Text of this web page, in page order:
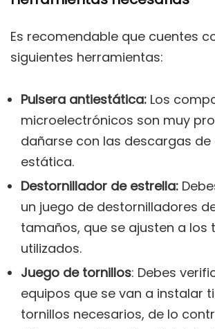
Es recomendable que cuentes
siguientes herramientas:
Pulsera antiestática: Los
microelectrónicos son muy
dañarse con las descargas
estática.
Destornillador de estrella:
un juego de destornilladores
tamaños, que se ajusten a los
utilizados.
Juego de tornillos: Debes
equipos que se van a instalar
tornillos necesarios, de lo